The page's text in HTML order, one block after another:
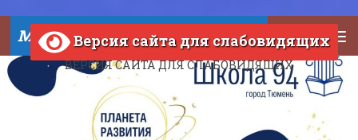
Skip to content
МАОУ СОШ №94 города Тюмени
ВЕРСИЯ САЙТА ДЛЯ СЛАБОВИДЯЩИХ
Версия сайта для слабовидящих